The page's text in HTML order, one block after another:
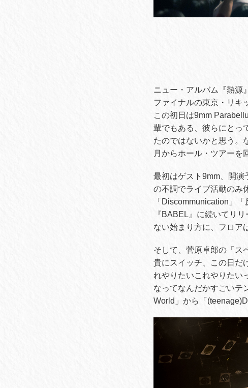
ニュー・アルバム『熱源
ファイナルの東京・リキ
この初日は9mm
輩でもある、彼らにとっ
たのではないかと思う。
月からホール・ツアーを
最初はゲスト9mm、開
の不調でライブ活動のみ
「Discommunication」
『BABEL』に続いてリ
ない始まり方に、フロア
そして、菅原卓郎の「ス
貴にスイッチ、この日だ
れやりたいこれやりたい
なってなんだかすごいテ
World」から「